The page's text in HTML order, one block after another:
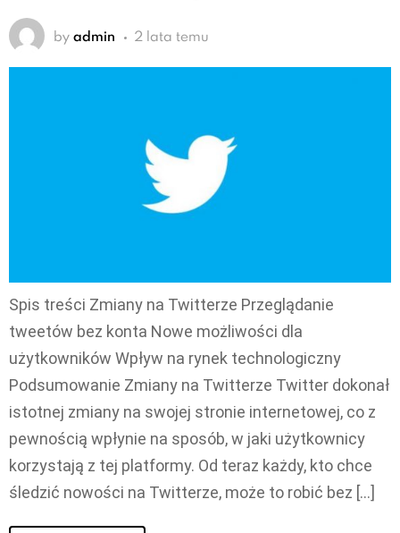
by admin 2 lata temu
Spis treści Zmiany na Twitterze Przeglądanie
tweetów bez konta Nowe możliwości dla
użytkowników Wpływ na rynek technologiczny
Podsumowanie Zmiany na Twitterze Twitter dokonał
istotnej zmiany na swojej stronie internetowej, co z
pewnością wpłynie na sposób, w jaki użytkownicy
korzystają z tej platformy. Od teraz każdy, kto chce
śledzić nowości na Twitterze, może to robić bez […]